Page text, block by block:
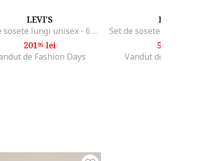
LEVI'S
Set de sosete lungi unisex - 6 perechi, Albastru
20195lei
de Fashion Days
PUMA
54
Vandut de Fashion Days